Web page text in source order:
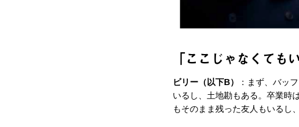
「ここじゃなくても
ビリー（以下B）
：まず、バッ
いるし、土地勘もある。卒業時
もそのまま残った友人もいるし